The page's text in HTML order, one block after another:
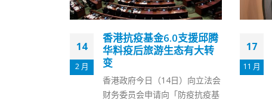
17
11 月
李家超：研究规管假新闻
立法是其中一个方法
政府正研究措施打击假新闻，政
务司司长李家超强调会从平衡角
度、按本港具体情况订立措施，
17
12 月